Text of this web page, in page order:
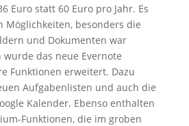
Euro statt 60 Euro pro Jahr. Es
Möglichkeiten, besonders die
und Dokumenten war
das neue Evernote
Funktionen erweitert. Dazu
Aufgabenlisten und auch die
Kalender. Ebenso enthalten
Funktionen, die im groben